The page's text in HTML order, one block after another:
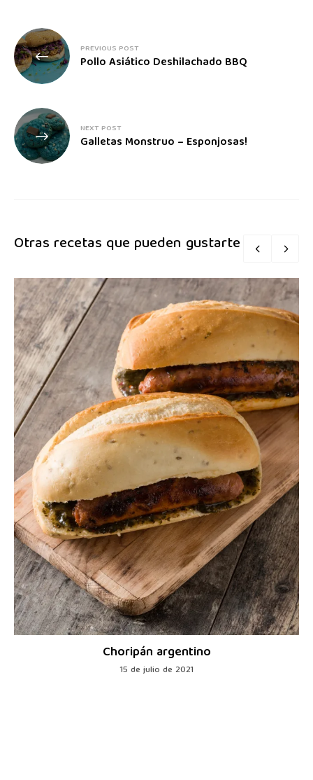
PREVIOUS POST
Pollo Asiático Deshilachado BBQ
NEXT POST
Galletas Monstruo – Esponjosas!
Otras recetas que pueden gustarte
Choripán argentino
15 de julio de 2021